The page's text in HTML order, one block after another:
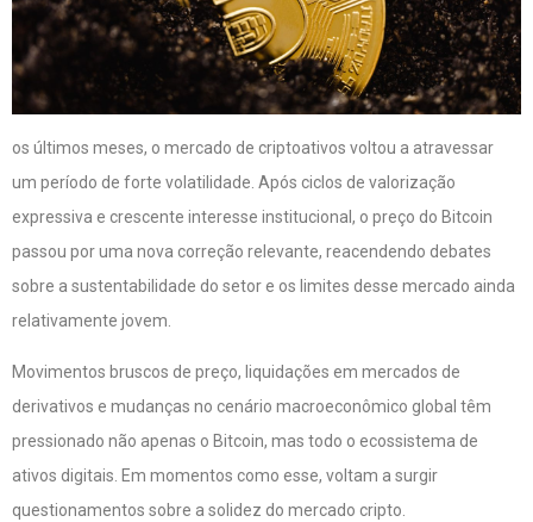
os últimos meses, o mercado de criptoativos voltou a atravessar
um período de forte volatilidade. Após ciclos de valorização
expressiva e crescente interesse institucional, o preço do Bitcoin
passou por uma nova correção relevante, reacendendo debates
sobre a sustentabilidade do setor e os limites desse mercado ainda
relativamente jovem.
Movimentos bruscos de preço, liquidações em mercados de
derivativos e mudanças no cenário macroeconômico global têm
pressionado não apenas o Bitcoin, mas todo o ecossistema de
ativos digitais. Em momentos como esse, voltam a surgir
questionamentos sobre a solidez do mercado cripto.